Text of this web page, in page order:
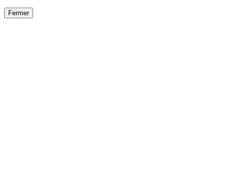
Fermer